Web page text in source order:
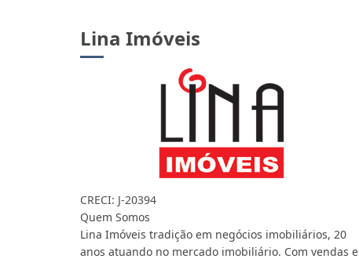
Lina Imóveis
CRECI: J-20394
Quem Somos
Lina Imóveis tradição em negócios imobiliários, 20
anos atuando no mercado imobiliário. Com vendas e